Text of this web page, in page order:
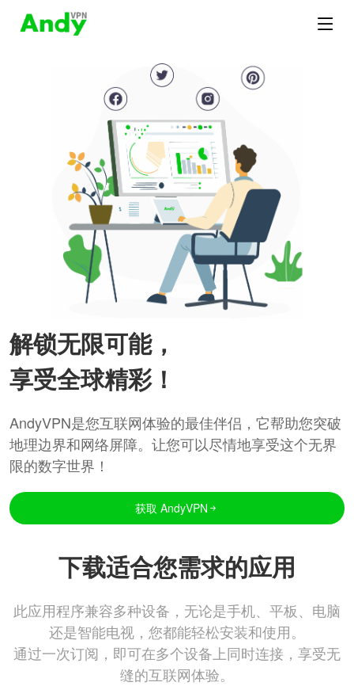
解锁无限可能，
享受全球精彩！
AndyVPN是您互联网体验的最佳伴侣，它帮助您突破
地理边界和网络屏障。让您可以尽情地享受这个无界
限的数字世界！
获取 AndyVPN
下载适合您需求的应用
此应用程序兼容多种设备，无论是手机、平板、电脑
还是智能电视，您都能轻松安装和使用。
通过一次订阅，即可在多个设备上同时连接，享受无
缝的互联网体验。